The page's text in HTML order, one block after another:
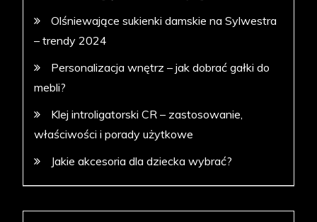
Olśniewające sukienki damskie na Sylwestra
– trendy 2024
Personalizacja wnętrz – jak dobrać gałki do
mebli?
Klej introligatorski CR – zastosowanie,
właściwości i porady użytkowe
Jakie akcesoria dla dziecka wybrać?